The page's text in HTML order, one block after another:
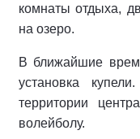
комнаты отдыха,
на озеро.
В ближайшие
установка
территории
волейболу.